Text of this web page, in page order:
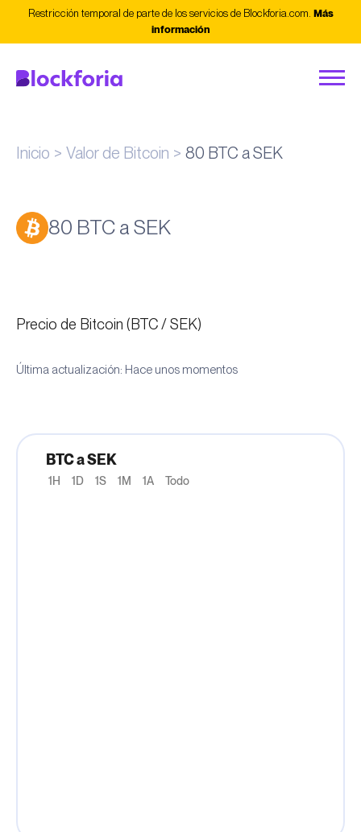
Restricción temporal de parte de los servicios de Blockforia.com. Más
información
Inicio Valor de Bitcoin 80 BTC a SEK
80 BTC a SEK
Precio de Bitcoin (BTC / SEK)
Última actualización: Hace unos momentos
BTC a SEK
1H 1D 1S 1M 1A Todo